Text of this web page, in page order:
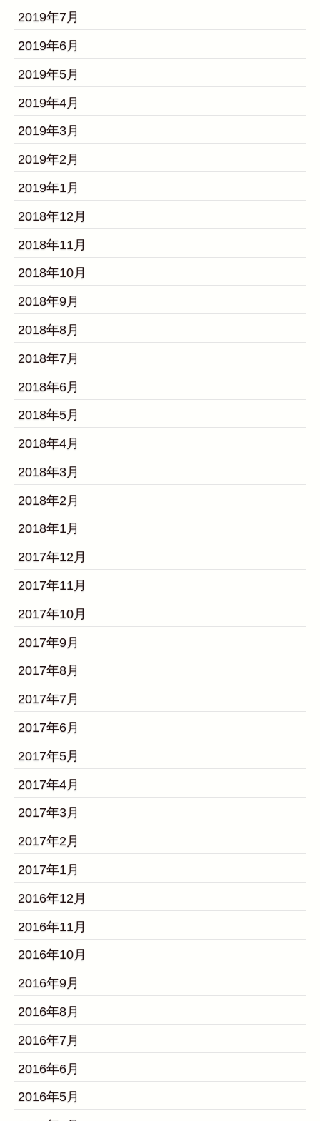
2019年7月
2019年6月
2019年5月
2019年4月
2019年3月
2019年2月
2019年1月
2018年12月
2018年11月
2018年10月
2018年9月
2018年8月
2018年7月
2018年6月
2018年5月
2018年4月
2018年3月
2018年2月
2018年1月
2017年12月
2017年11月
2017年10月
2017年9月
2017年8月
2017年7月
2017年6月
2017年5月
2017年4月
2017年3月
2017年2月
2017年1月
2016年12月
2016年11月
2016年10月
2016年9月
2016年8月
2016年7月
2016年6月
2016年5月